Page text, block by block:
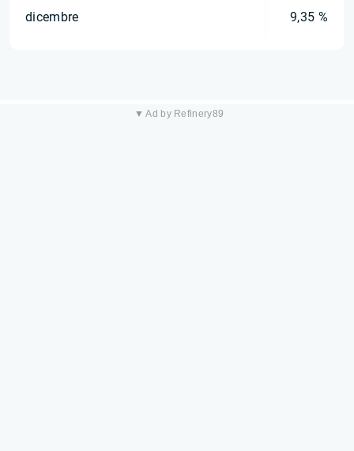
dicembre 9,35 %
▼ Ad by Refinery89